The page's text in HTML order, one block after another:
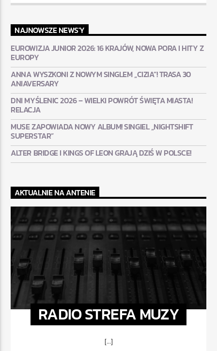
NAJNOWSZE NEWS'Y
EUROWIZJA JUNIOR 2026: 16 KRAJÓW, NOWA PORA I HITY Z
EUROPY
ANNA WYSZKONI Z NOWYM SINGLEM „CIZIA”! TRASA 30
ANIAVERSARY
DNI MYŚLENIC 2026 – WIELKI POWRÓT ŚWIĘTA MIASTA!
RELACJA
MUSE ZAPOWIADA NOWY ALBUM! SINGIEL „NIGHTSHIFT
SUPERSTAR”
ALTER BRIDGE I KINGS OF LEON GRAJĄ DZIŚ W POLSCE!
AKTUALNIE NA ANTENIE
RADIO STREFA MUZY
[...]